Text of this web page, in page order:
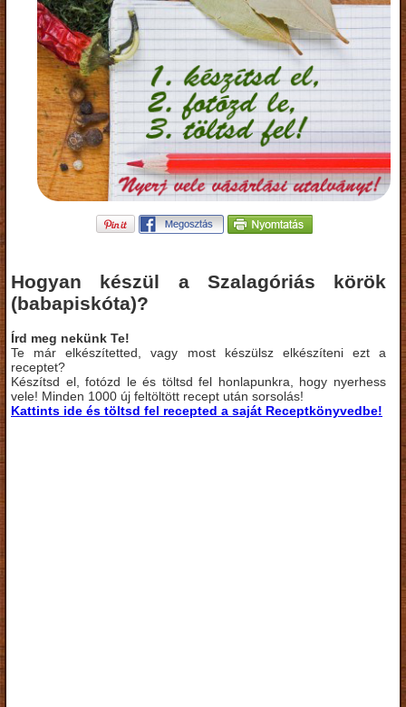
Hogyan készül a Szalagóriás körök
(babapiskóta)?
Írd meg nekünk Te!
Te már elkészítetted, vagy most készülsz elkészíteni ezt a
receptet?
Készítsd el, fotózd le és töltsd fel honlapunkra, hogy nyerhess
vele! Minden 1000 új feltöltött recept után sorsolás!
Kattints ide és töltsd fel recepted a saját Receptkönyvedbe!